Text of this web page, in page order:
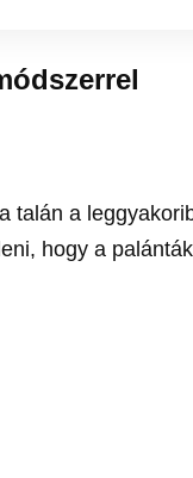
talán a
hogy a